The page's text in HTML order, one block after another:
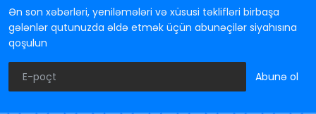
Ən son xəbərləri, yeniləmələri və xüsusi təklifləri birbaşa
gələnlər qutunuzda əldə etmək üçün abunəçilər siyahısına
qoşulun
Abunə ol